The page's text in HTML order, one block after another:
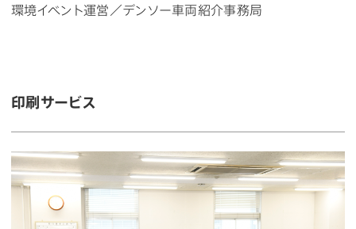
環境イベント運営／デンソー車両紹介事務局
印刷サービス